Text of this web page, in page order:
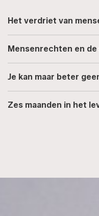
Het verdriet van
Mensenrechten en
Je kan maar beter
Zes maanden in het